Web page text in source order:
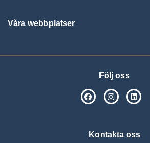
Våra webbplatser
Följ oss
SPSM påSPSM
Kontakta oss